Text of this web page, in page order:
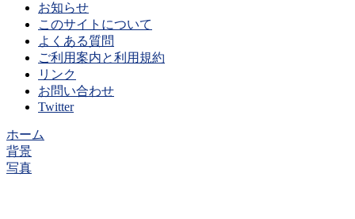
お知らせ
このサイトについて
よくある質問
ご利用案内と利用規約
リンク
お問い合わせ
Twitter
ホーム
背景
写真